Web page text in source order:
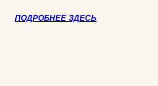
ПОДРОБНЕЕ ЗДЕСЬ